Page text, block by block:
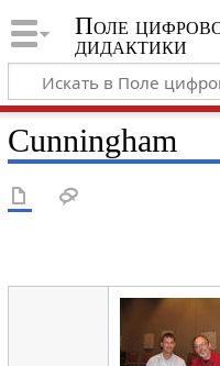
Поле
дидактики
Cunningham